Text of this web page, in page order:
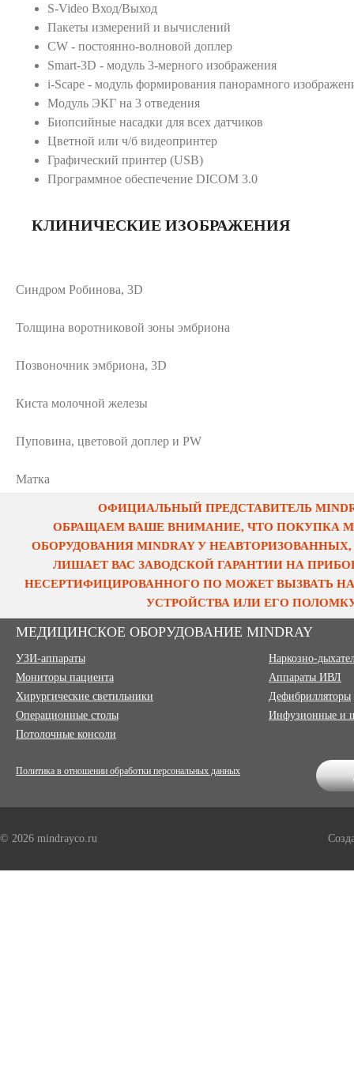
S-Video Вход/Выход
Пакеты измерений и вычислений
CW - постоянно-волновой доплер
Smart-3D - модуль 3-мерного изображения
i-Scape - модуль формирования панорамного
Модуль ЭКГ на 3 отведения
Биопсийные насадки для всех датчиков
Цветной или ч/б видеопринтер
Графический принтер (USB)
Программное обеспечение DICOM 3.0
КЛИНИЧЕСКИЕ ИЗОБРАЖЕНИЯ
Синдром Робинова, 3D
Толщина воротниковой зоны эмбриона
Позвоночник эмбриона, 3D
Киста молочной железы
Пуповина, цветовой доплер и PW
Матка
ОФИЦИАЛЬНЫЙ ПРЕДСТАВИТЕЛЬ
ОБРАЩАЕМ ВАШЕ ВНИМАНИЕ, ЧТО ПОКУПКА
ОБОРУДОВАНИЯ MINDRAY У
ЛИШАЕТ ВАС ЗАВОДСКОЙ ГАРАНТИИ НА
НЕСЕРТИФИЦИРОВАННОГО ПО МОЖЕТ ВЫЗВАТЬ
УСТРОЙСТВА ИЛИ ЕГО
МЕДИЦИНСКОЕ ОБОРУДОВАНИЕ MINDRAY
УЗИ-аппараты
Мониторы пациента
Хирургические светильники
Операционные столы
Потолочные консоли
Наркозно-
Аппараты ИВЛ
Дефибрилляторы
Инфузионные и
Политика в отношении обработки персональных данных
© 2026 mindrayco.ru